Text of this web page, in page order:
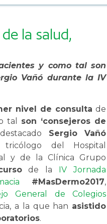
la salud,
y como tal son
Vañó durante la IV
nivel de consulta de
tal son ‘consejeros de
Sergio Vañó
del Hospital
y de la Clínica Grupo
de la IV Jornada
#MasDermo2017,
General de Colegios
a la que han asistido
.